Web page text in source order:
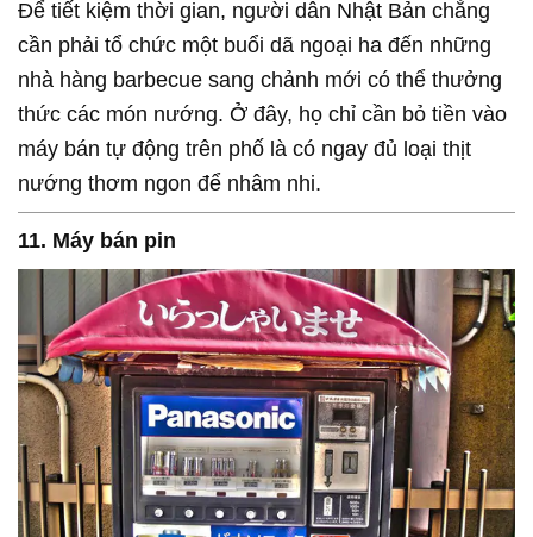
Để tiết kiệm thời gian, người dân Nhật Bản chẳng
cần phải tổ chức một buổi dã ngoại ha đến những
nhà hàng barbecue sang chảnh mới có thể thưởng
thức các món nướng. Ở đây, họ chỉ cần bỏ tiền vào
máy bán tự động trên phố là có ngay đủ loại thịt
nướng thơm ngon để nhâm nhi.
11. Máy bán pin